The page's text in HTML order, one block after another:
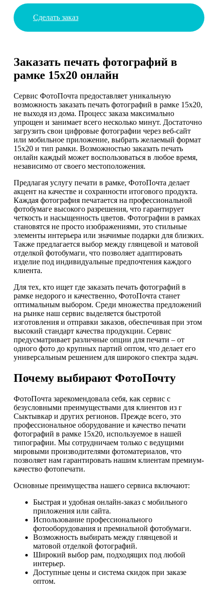
Сделать заказ
Заказать печать фотографий в
рамке 15х20 онлайн
Сервис ФотоПочта предоставляет уникальную
возможность заказать печать фотографий в рамке 15х20,
не выходя из дома. Процесс заказа максимально
упрощен и занимает всего несколько минут. Достаточно
загрузить свои цифровые фотографии через веб-сайт
или мобильное приложение, выбрать желаемый формат
15х20 и тип рамки. Возможностью заказать печать
онлайн каждый может воспользоваться в любое время,
независимо от своего местоположения.
Предлагая услугу печати в рамке, ФотоПочта делает
акцент на качестве и сохранности итогового продукта.
Каждая фотография печатается на профессиональной
фотобумаге высокого разрешения, что гарантирует
четкость и насыщенность цветов. Фотографии в рамках
становятся не просто изображениями, это стильные
элементы интерьера или значимые подарки для близких.
Также предлагается выбор между глянцевой и матовой
отделкой фотобумаги, что позволяет адаптировать
изделие под индивидуальные предпочтения каждого
клиента.
Для тех, кто ищет где заказать печать фотографий в
рамке недорого и качественно, ФотоПочта станет
оптимальным выбором. Среди множества предложений
на рынке наш сервис выделяется быстротой
изготовления и отправки заказов, обеспечивая при этом
высокий стандарт качества продукции. Сервис
предусматривает различные опции для печати – от
одного фото до крупных партий оптом, что делает его
универсальным решением для широкого спектра задач.
Почему выбирают ФотоПочту
ФотоПочта зарекомендовала себя, как сервис с
безусловными преимуществами для клиентов из г
Сыктывкар и других регионов. Прежде всего, это
профессиональное оборудование и качество печати
фотографий в рамке 15х20, используемое в нашей
типографии. Мы сотрудничаем только с ведущими
мировыми производителями фотоматериалов, что
позволяет нам гарантировать нашим клиентам премиум-
качество фотопечати.
Основные преимущества нашего сервиса включают:
Быстрая и удобная онлайн-заказ с мобильного
приложения или сайта.
Использование профессионального
фотооборудования и премиальной фотобумаги.
Возможность выбирать между глянцевой и
матовой отделкой фотографий.
Широкий выбор рам, подходящих под любой
интерьер.
Доступные цены и система скидок при заказе
оптом.